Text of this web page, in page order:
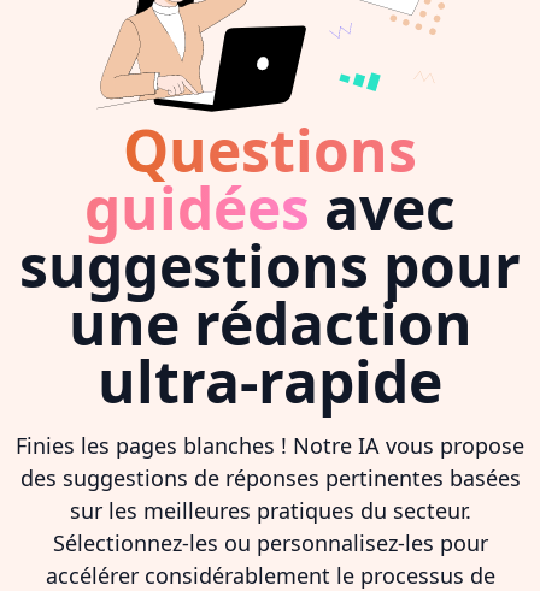
Questions
guidées avec
suggestions pour
une rédaction
ultra-rapide
Finies les pages blanches ! Notre IA vous propose
des suggestions de réponses pertinentes basées
sur les meilleures pratiques du secteur.
Sélectionnez-les ou personnalisez-les pour
accélérer considérablement le processus de